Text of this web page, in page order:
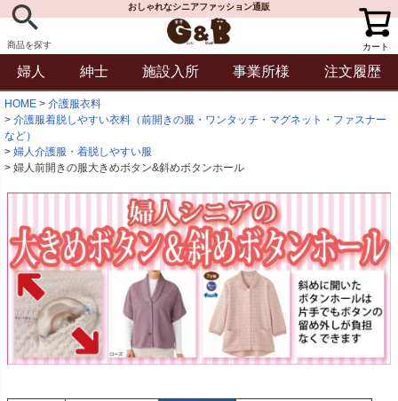
商品を探す
おしゃれなシニアファッション通販
カート
婦人 紳士 施設入所 事業所様 注文履歴
HOME
介護服衣料
介護服着脱しやすい衣料（前開きの服・ワンタッチ・マグネット・ファスナー
など）
婦人介護服・着脱しやすい服
婦人前開きの服大きめボタン&斜めボタンホール